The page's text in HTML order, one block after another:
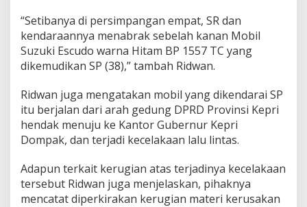
“Setibanya di persimpangan empat, SR dan
kendaraannya menabrak sebelah kanan Mobil
Suzuki Escudo warna Hitam BP 1557 TC yang
dikemudikan SP (38),” tambah Ridwan.
Ridwan juga mengatakan mobil yang dikendarai SP
itu berjalan dari arah gedung DPRD Provinsi Kepri
hendak menuju ke Kantor Gubernur Kepri
Dompak, dan terjadi kecelakaan lalu lintas.
Adapun terkait kerugian atas terjadinya kecelakaan
tersebut Ridwan juga menjelaskan, pihaknya
mencatat diperkirakan kerugian materi kerusakan